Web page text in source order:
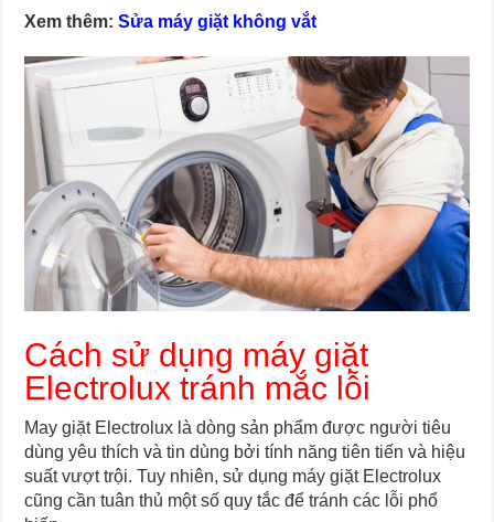
Xem thêm:Sửa máy giặt không vắt
Cách sử dụng máy giặt
Electrolux tránh mắc lỗi
May giặt Electrolux là dòng sản phẩm được người tiêu
dùng yêu thích và tin dùng bởi tính năng tiên tiến và hiệu
suất vượt trội. Tuy nhiên, sử dụng máy giặt Electrolux
cũng cần tuân thủ một số quy tắc để tránh các lỗi phổ